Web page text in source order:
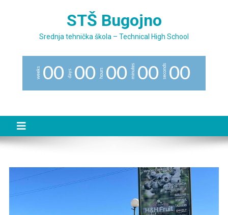
STŠ Bugojno
Srednja tehnička škola – Technical High School
weeks 00 days 00 hours 00 minutes 00 seconds 00